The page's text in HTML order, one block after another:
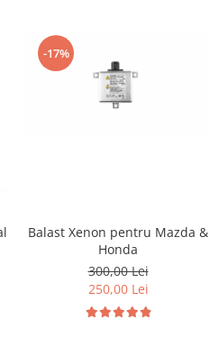
-17%
Balast Xenon pentru Mazda &
Honda
300,00 Lei
250,00 Lei